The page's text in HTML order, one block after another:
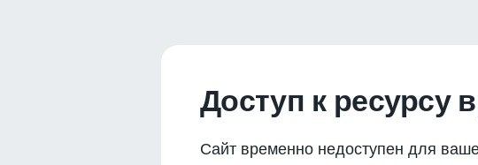
Доступ к ресурсу
Сайт временно недоступен для